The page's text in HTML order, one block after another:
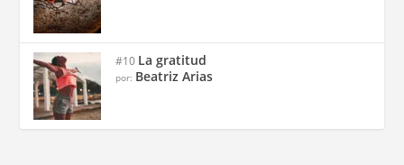
#10 La gratitud
por: Beatriz Arias